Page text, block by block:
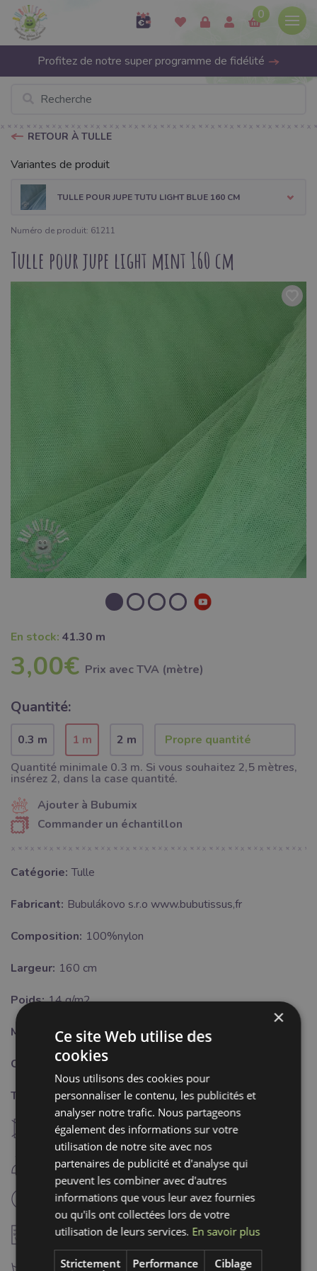
0
Profitez de notre super programme de fidélité
RETOUR À TULLE
Variantes de produit
TULLE POUR JUPE TUTU LIGHT BLUE 160 CM
Numéro de produit: 61211
Tulle pour jupe light mint 160 cm
En stock: 41.30 m
3,00€ Prix ​​avec TVA (mètre)
Quantité:
0.3 m 1 m
2 m
Quantité minimale 0.3 m. Si vous souhaitez 2,5 mètres,
insérez 2, dans la case quantité.
Ajouter à Bubumix
Commander un échantillon
Catégorie: Tulle
Fabricant: Bubulákovo s.r.o www.bubutissus,fr
Composition: 100%nylon
Largeur: 160 cm
Poids: 14 g/m2
Motif: Uni
Couleur: vert
Traitement:
U ne pas sécher à machine
D repassage fer froid (110°C)
L nettoyage à sec professionnel
A ne pas utiliser d'adoucissant
Cette notification doit être désactivée pour:
×
Ce site Web utilise des
cookies
Nous utilisons des cookies pour
personnaliser le contenu, les publicités et
analyser notre trafic. Nous partageons
également des informations sur votre
utilisation de notre site avec nos
partenaires de publicité et d'analyse qui
peuvent les combiner avec d'autres
informations que vous leur avez fournies
ou qu'ils ont collectées lors de votre
utilisation de leurs services. En savoir plus
Strictement
Performance Ciblage